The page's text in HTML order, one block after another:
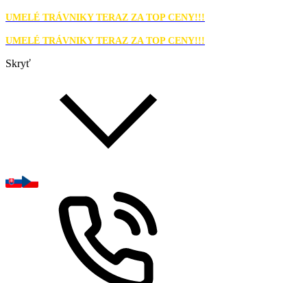
UMELÉ TRÁVNIKY TERAZ ZA TOP CENY!!!
UMELÉ TRÁVNIKY TERAZ ZA TOP CENY!!!
Skryť